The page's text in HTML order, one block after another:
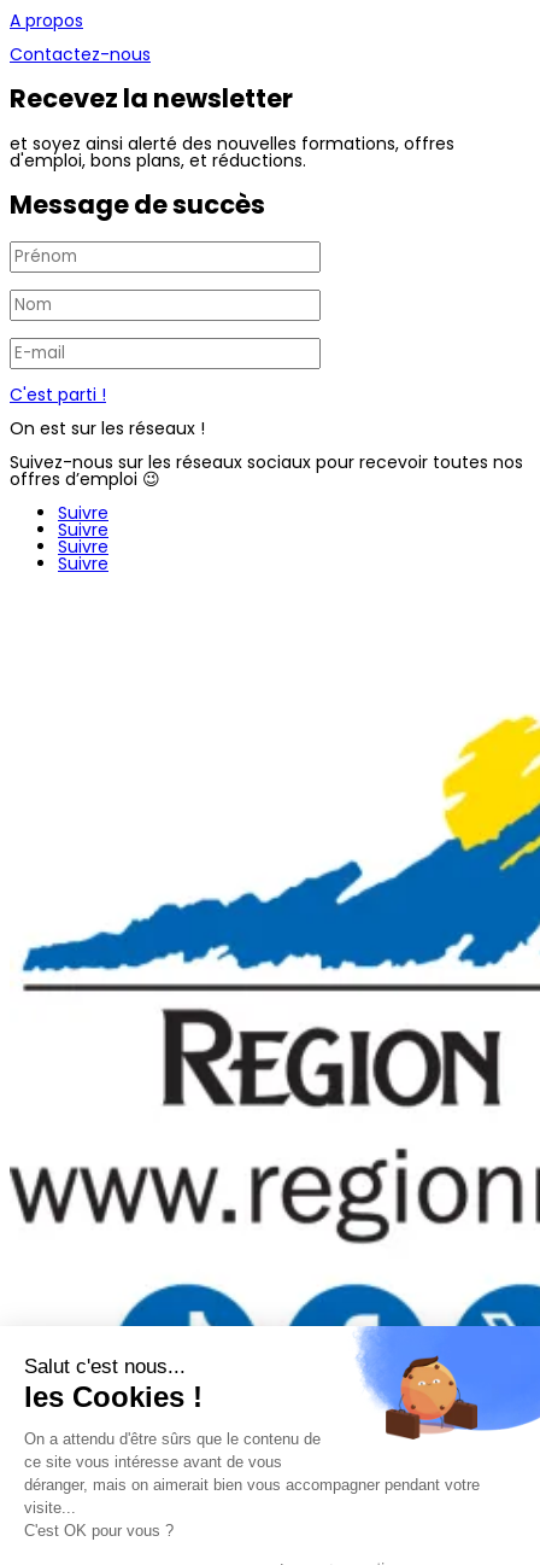
A propos
Contactez-nous
Recevez la newsletter
et soyez ainsi alerté des nouvelles formations, offres
d'emploi, bons plans, et réductions.
Message de succès
C'est parti !
On est sur les réseaux !
Suivez-nous sur les réseaux sociaux pour recevoir toutes nos
offres d’emploi 😉
Suivre
Suivre
Suivre
Suivre
Mentions légales–Politique de confidentialité
des cookies–Remboursements/ Retours – Conditions
générales d’utilisation
“Ce site a été financé à l’aide du FEDER (REACT-UE) dans le
cadre de la réponse de l’Union européenne à la pandémie
COVID-19. L’Europe s’engage à La Réunion”
Salut c'est nous...
les Cookies !
On a attendu d'être sûrs que le contenu de
ce site vous intéresse avant de vous
déranger, mais on aimerait bien vous accompagner pendant votre
visite...
C'est OK pour vous ?